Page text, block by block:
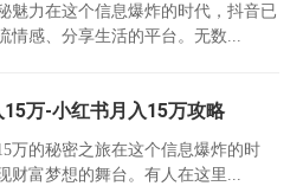
魅力在这个信息爆炸的时代，抖音已
情感、分享生活的平台。无数...
万-小红书月入15万攻略
万的秘密之旅在这个信息爆炸的时
财富梦想的舞台。有人在这里...